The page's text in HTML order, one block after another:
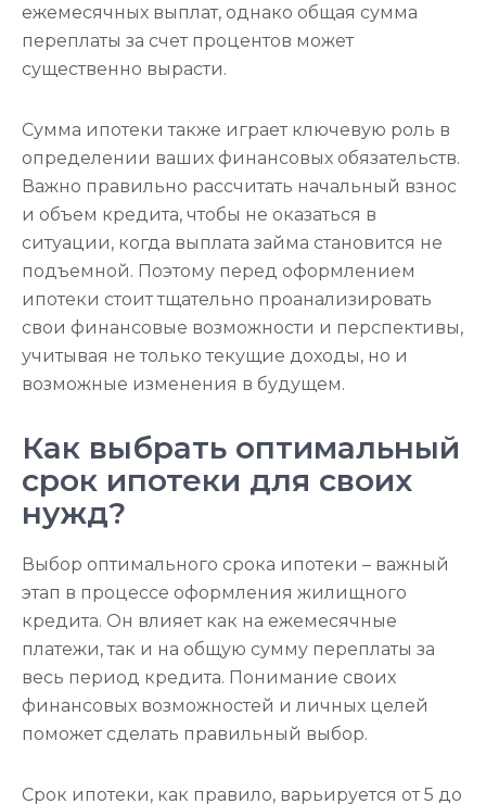
ежемесячных выплат, однако общая сумма
переплаты за счет процентов может
существенно вырасти.
Сумма ипотеки также играет ключевую роль в
определении ваших финансовых обязательств.
Важно правильно рассчитать начальный взнос
и объем кредита, чтобы не оказаться в
ситуации, когда выплата займа становится не
подъемной. Поэтому перед оформлением
ипотеки стоит тщательно проанализировать
свои финансовые возможности и перспективы,
учитывая не только текущие доходы, но и
возможные изменения в будущем.
Как выбрать оптимальный
срок ипотеки для своих
нужд?
Выбор оптимального срока ипотеки – важный
этап в процессе оформления жилищного
кредита. Он влияет как на ежемесячные
платежи, так и на общую сумму переплаты за
весь период кредита. Понимание своих
финансовых возможностей и личных целей
поможет сделать правильный выбор.
Срок ипотеки, как правило, варьируется от 5 до